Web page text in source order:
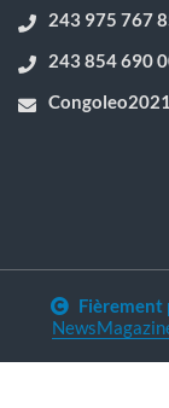
243 975 767
243 854 690
Fièrement